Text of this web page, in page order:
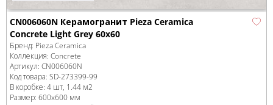
CN006060N Керамогранит Pieza Ceramica
Concrete Light Grey 60x60
Бренд: Pieza Ceramica
Коллекция: Concrete
Артикул: CN006060N
Код товара: SD-273399-99
В коробке: 4 шт, 1.44 м2
Размер: 600x600 мм